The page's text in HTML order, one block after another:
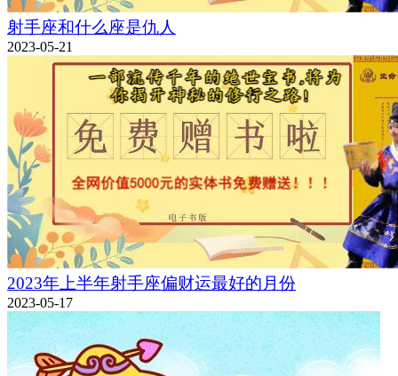
射手座和什么座是仇人
2023-05-21
2023年上半年射手座偏财运最好的月份
2023-05-17